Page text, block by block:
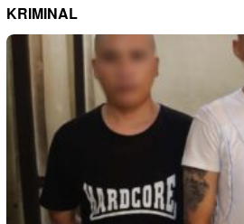
KRIMINAL